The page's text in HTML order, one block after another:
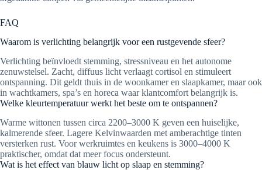
FAQ
Waarom is verlichting belangrijk voor een rustgevende sfeer?
Verlichting beïnvloedt stemming, stressniveau en het autonome
zenuwstelsel. Zacht, diffuus licht verlaagt cortisol en stimuleert
ontspanning. Dit geldt thuis in de woonkamer en slaapkamer, maar ook
in wachtkamers, spa’s en horeca waar klantcomfort belangrijk is.
Welke kleurtemperatuur werkt het beste om te ontspannen?
Warme wittonen tussen circa 2200–3000 K geven een huiselijke,
kalmerende sfeer. Lagere Kelvinwaarden met amberachtige tinten
versterken rust. Voor werkruimtes en keukens is 3000–4000 K
praktischer, omdat dat meer focus ondersteunt.
Wat is het effect van blauw licht op slaap en stemming?